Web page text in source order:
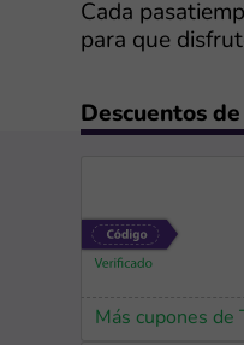
Cada
para que
Descuentos
Más cupones de